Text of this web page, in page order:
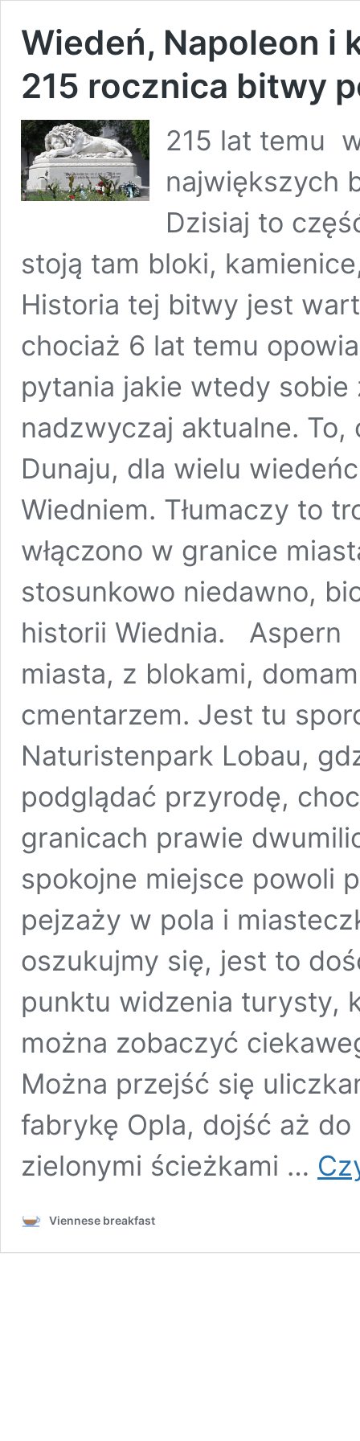
Wiedeń, Napoleon i
215 rocznica bitwy
215 lat temu
największych
Dzisiaj to
stoją tam bloki,
Historia tej bitwy jest
chociaż 6 lat temu
pytania jakie wtedy sobie
nadzwyczaj aktualne. To,
Dunaju, dla wielu
Wiedniem. Tłumaczy to
włączono w granice
stosunkowo niedawno,
historii Wiednia. Aspern
miasta, z blokami,
cmentarzem. Jest tu
Naturistenpark Lobau,
podglądać przyrodę,
granicach prawie
spokojne miejsce powoli
pejzaży w pola i
oszukujmy się, jest to
punktu widzenia turysty,
można zobaczyć
Można przejść się
fabrykę Opla, dojść aż
zielonymi ścieżkami …
Viennese breakfast